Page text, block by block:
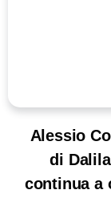
Alessio
di
continua a